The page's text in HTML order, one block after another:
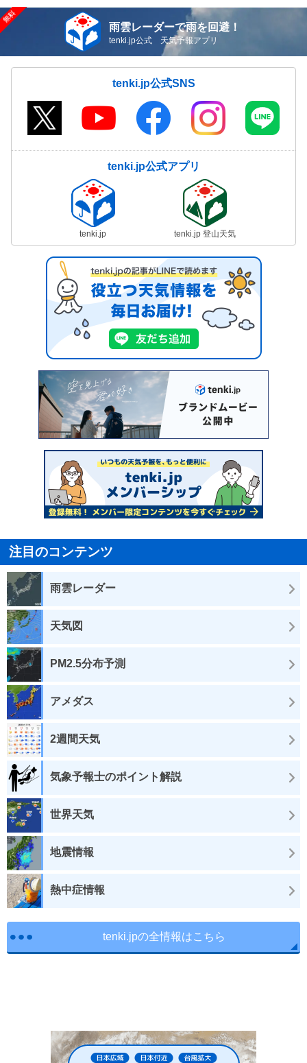
雨雲レーダーで雨を回避！
tenki.jp公式 天気予報アプリ
tenki.jp公式SNS
tenki.jp公式アプリ
tenki.jp tenki.jp 登山天気
注目のコンテンツ
雨雲レーダー
天気図
PM2.5分布予測
アメダス
2週間天気
気象予報士のポイント解説
世界天気
地震情報
熱中症情報
tenki.jpの全情報はこちら